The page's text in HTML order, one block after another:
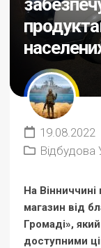
19.08.2022
Відбудова
На
магазин від
Громаді»,
доступними